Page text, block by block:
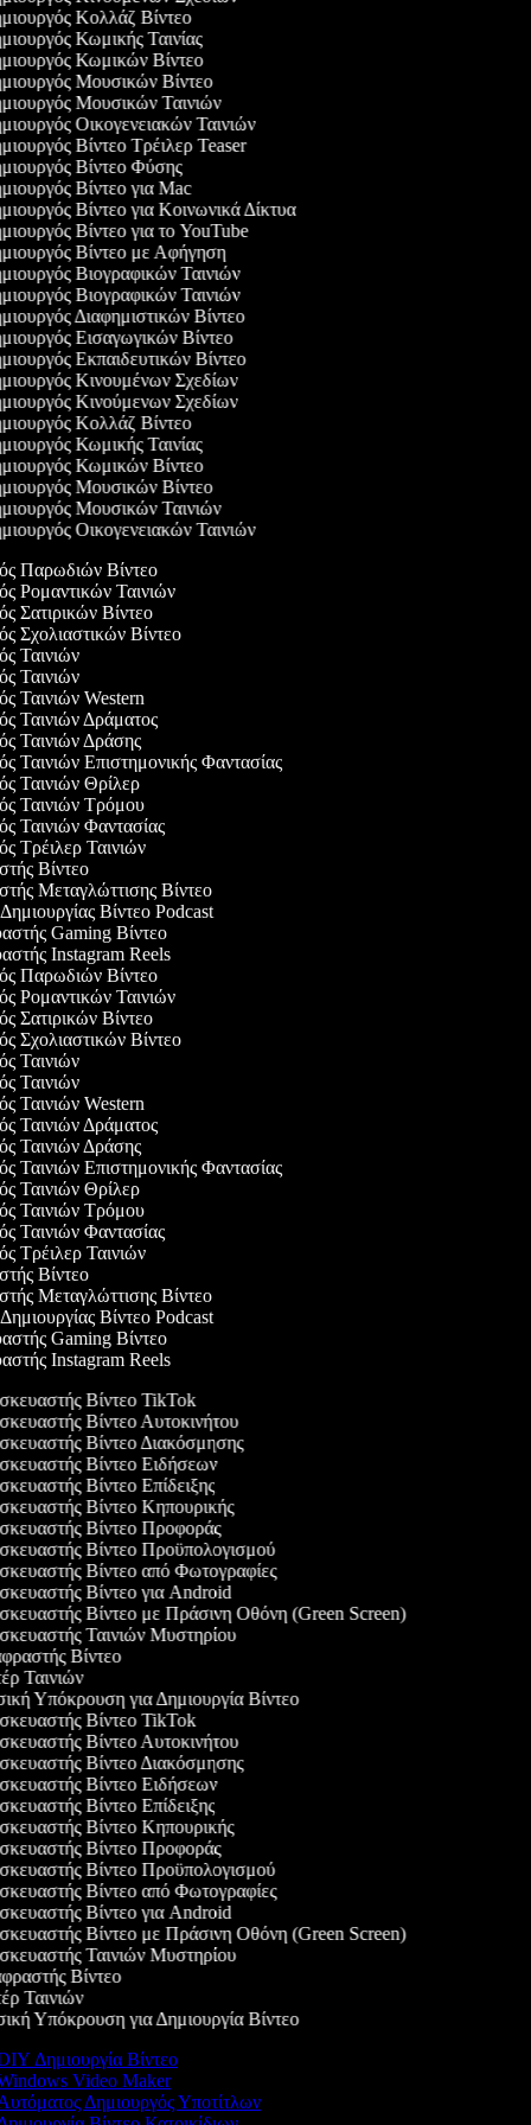
Κολλάζ Βίντεο
Κωμικής Ταινίας
Κωμικών Βίντεο
Μουσικών Βίντεο
Μουσικών Ταινιών
Οικογενειακών Ταινιών
Βίντεο Τρέιλερ Teaser
Βίντεο Φύσης
Βίντεο για Mac
Βίντεο για Κοινωνικά Δίκτυα
Βίντεο για το YouTube
Βίντεο με Αφήγηση
Βιογραφικών Ταινιών
Βιογραφικών Ταινιών
Διαφημιστικών Βίντεο
Εισαγωγικών Βίντεο
Εκπαιδευτικών Βίντεο
Κινουμένων Σχεδίων
Κινούμενων Σχεδίων
Κολλάζ Βίντεο
Κωμικής Ταινίας
Κωμικών Βίντεο
Μουσικών Βίντεο
Μουσικών Ταινιών
Οικογενειακών Ταινιών
Παρωδιών Βίντεο
Ρομαντικών Ταινιών
Σατιρικών Βίντεο
Σχολιαστικών Βίντεο
Ταινιών
Ταινιών
Ταινιών Western
Ταινιών Δράματος
Ταινιών Δράσης
Ταινιών Επιστημονικής Φαντασίας
Ταινιών Θρίλερ
Ταινιών Τρόμου
Ταινιών Φαντασίας
Τρέιλερ Ταινιών
Βίντεο
Μεταγλώττισης Βίντεο
Δημιουργίας Βίντεο Podcast
Gaming Βίντεο
Instagram Reels
Παρωδιών Βίντεο
Ρομαντικών Ταινιών
Σατιρικών Βίντεο
Σχολιαστικών Βίντεο
Ταινιών
Ταινιών
Ταινιών Western
Ταινιών Δράματος
Ταινιών Δράσης
Ταινιών Επιστημονικής Φαντασίας
Ταινιών Θρίλερ
Ταινιών Τρόμου
Ταινιών Φαντασίας
Τρέιλερ Ταινιών
Βίντεο
Μεταγλώττισης Βίντεο
Δημιουργίας Βίντεο Podcast
Gaming Βίντεο
Instagram Reels
Βίντεο TikTok
Βίντεο Αυτοκινήτου
Βίντεο Διακόσμησης
Βίντεο Ειδήσεων
Βίντεο Επίδειξης
Βίντεο Κηπουρικής
Βίντεο Προφοράς
Βίντεο Προϋπολογισμού
Βίντεο από Φωτογραφίες
Βίντεο για Android
Βίντεο με Πράσινη Οθόνη (Green Screen)
Ταινιών Μυστηρίου
Βίντεο
Ταινιών
Υπόκρουση για Δημιουργία Βίντεο
Βίντεο TikTok
Βίντεο Αυτοκινήτου
Βίντεο Διακόσμησης
Βίντεο Ειδήσεων
Βίντεο Επίδειξης
Βίντεο Κηπουρικής
Βίντεο Προφοράς
Βίντεο Προϋπολογισμού
Βίντεο από Φωτογραφίες
Βίντεο για Android
Βίντεο με Πράσινη Οθόνη (Green Screen)
Ταινιών Μυστηρίου
Βίντεο
Ταινιών
Υπόκρουση για Δημιουργία Βίντεο
Δημιουργία Βίντεο
Video Maker
Δημιουργός Υποτίτλων